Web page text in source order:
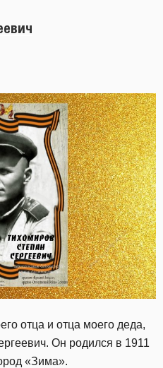
отца и отца моего деда,
Он родился в 1911
«Зима».